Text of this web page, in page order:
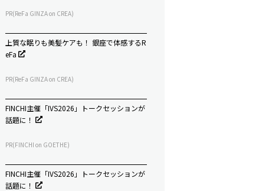
PR(ReFa GINZA on CREA)
上質な眠りも美髪ケアも！ 銀座で体感するR
eFa
PR(ReFa GINZA on CREA)
FINCHI主催「IVS2026」トークセッションが
話題に！
PR(FINCHI on GOETHE)
FINCHI主催「IVS2026」トークセッションが
話題に！